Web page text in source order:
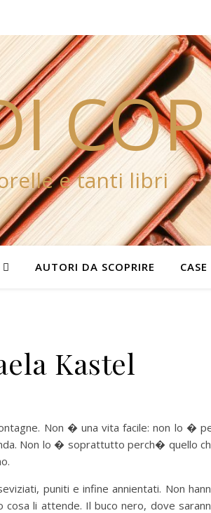
e tanti libri
AUTORI DA SCOPRIRE
Kastel
Non � una vita facile: non lo �
Non lo � soprattutto perch� quello
puniti e infine annientati. Non
li attende. Il buco nero, dove